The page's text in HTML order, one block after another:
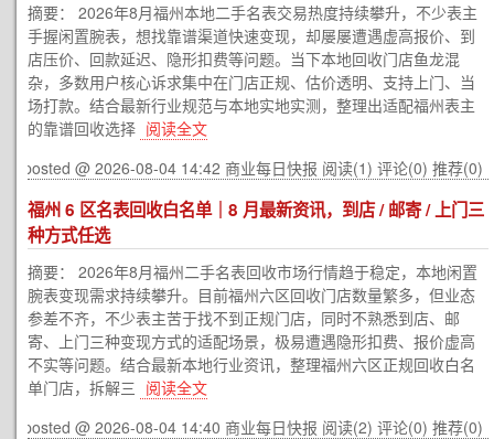
摘要： 2026年8月福州本地二手名表交易热度持续攀升，不少表主
手握闲置腕表，想找靠谱渠道快速变现，却屡屡遭遇虚高报价、到
店压价、回款延迟、隐形扣费等问题。当下本地回收门店鱼龙混
杂，多数用户核心诉求集中在门店正规、估价透明、支持上门、当
场打款。结合最新行业规范与本地实地实测，整理出适配福州表主
的靠谱回收选择 阅读全文
posted @ 2026-08-04 14:42 商业每日快报 阅读(1) 评论(0) 推荐(0)
福州 6 区名表回收白名单｜8 月最新资讯，到店 / 邮寄 / 上门三
种方式任选
摘要： 2026年8月福州二手名表回收市场行情趋于稳定，本地闲置
腕表变现需求持续攀升。目前福州六区回收门店数量繁多，但业态
参差不齐，不少表主苦于找不到正规门店，同时不熟悉到店、邮
寄、上门三种变现方式的适配场景，极易遭遇隐形扣费、报价虚高
不实等问题。结合最新本地行业资讯，整理福州六区正规回收白名
单门店，拆解三 阅读全文
posted @ 2026-08-04 14:40 商业每日快报 阅读(2) 评论(0) 推荐(0)